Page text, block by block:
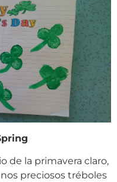
de la primavera claro,
preciosos tréboles